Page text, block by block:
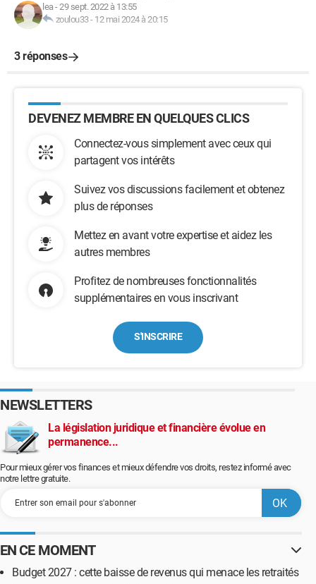
lea-29 sept. 2022 à 13:55
zoulou33- 12 mai 2024 à 20:15
3 réponses
DEVENEZ MEMBRE EN QUELQUES CLICS
Connectez-vous simplement avec ceux qui
partagent vos intérêts
Suivez vos discussions facilement et obtenez
plus de réponses
Mettez en avant votre expertise et aidez les
autres membres
Profitez de nombreuses fonctionnalités
supplémentaires en vous inscrivant
S'INSCRIRE
NEWSLETTERS
La législation juridique et financière évolue en
permanence...
Pour mieux gérer vos finances et mieux défendre vos droits, restez informé avec
notre lettre gratuite.
EN CE MOMENT
Budget 2027 : cette baisse de revenus qui menace les retraités